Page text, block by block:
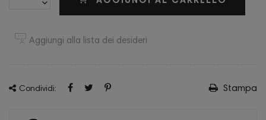
Aggiungi alla lista dei desideri
Condividi: Stampa